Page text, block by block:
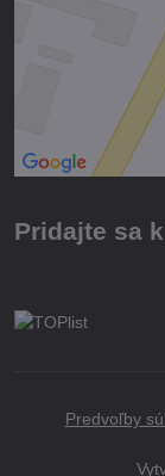
Pridajte sa
Predvoľby